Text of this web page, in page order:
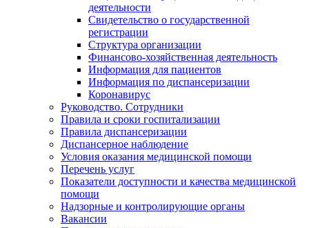
деятельности
Свидетельство о государственной
регистрации
Структура организации
Финансово-хозяйственная деятельность
Информация для пациентов
Информация по диспансеризации
Коронавирус
Руководство. Сотрудники
Правила и сроки госпитализации
Правила диспансеризации
Диспансерное наблюдение
Условия оказания медицинской помощи
Перечень услуг
Показатели доступности и качества медицинской
помощи
Надзорные и контролирующие органы
Вакансии